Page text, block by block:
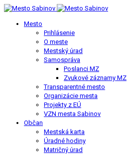
Mesto
Prihlásenie
O meste
Mestský úrad
Samospráva
Poslanci MZ
Zvukové záznamy MZ
Transparentné mesto
Organizácie mesta
Projekty z EÚ
VZN mesta Sabinov
Občan
Mestská karta
Úradné hodiny
Matričný úrad